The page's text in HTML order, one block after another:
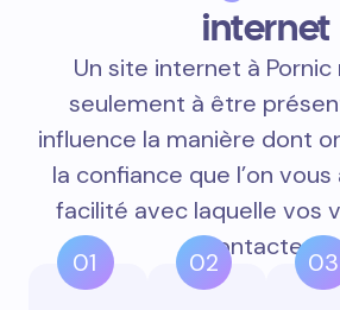
internet
Un site internet à
seulement à être
influence la manière dont
la confiance que l’on
facilité avec laquelle vos
contactent.
01 02 03